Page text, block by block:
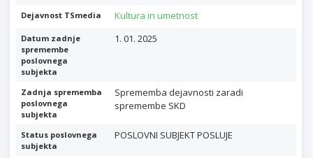
Dejavnost TSmedia Kultura in umetnost
Datum zadnje
spremembe
poslovnega
subjekta
1. 01. 2025
Zadnja sprememba
poslovnega
subjekta
Sprememba dejavnosti zaradi
spremembe SKD
Status poslovnega
subjekta
POSLOVNI SUBJEKT POSLUJE